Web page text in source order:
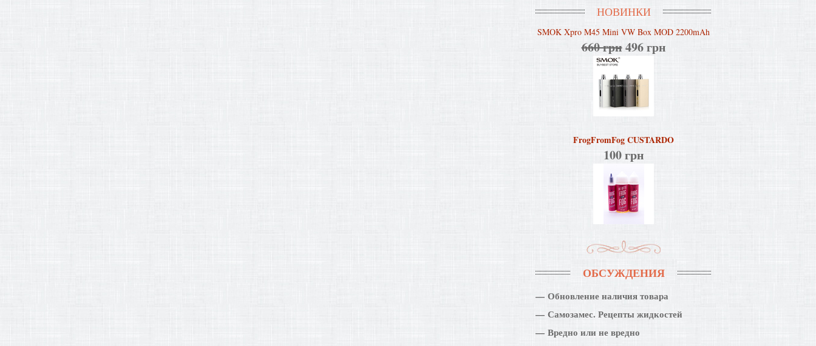
НОВИНКИ
SMOK Xpro M45 Mini VW Box MOD 2200mAh
660 грн496 грн
FrogFromFog CUSTARDO
100 грн
ОБСУЖДЕНИЯ
Обновление наличия товара
Самозамес. Рецепты жидкостей
Вредно или не вредно